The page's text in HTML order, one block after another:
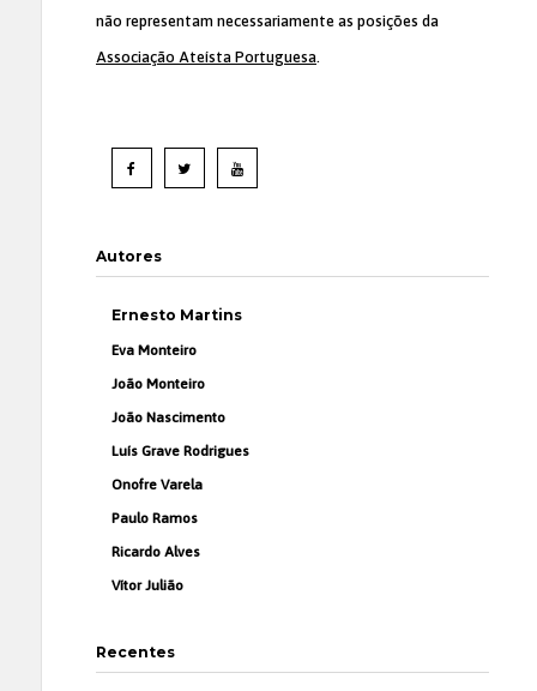
não representam necessariamente as posições da
Associação Ateísta Portuguesa.
Autores
Ernesto Martins
Eva Monteiro
João Monteiro
João Nascimento
Luís Grave Rodrigues
Onofre Varela
Paulo Ramos
Ricardo Alves
Vítor Julião
Recentes